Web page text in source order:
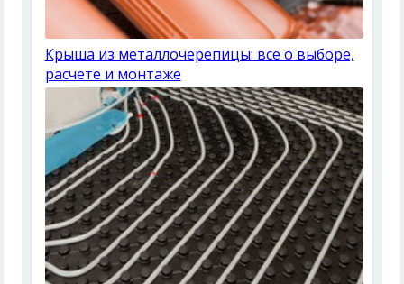
Крыша из металлочерепицы: все о выборе,
расчете и монтаже